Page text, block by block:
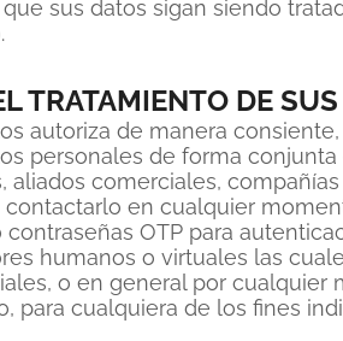
sus datos sigan siendo
TRATAMIENTO DE
autoriza de manera
personales de forma
aliados comerciales,
contactarlo en cualquier
contraseñas OTP para
humanos o virtuales las
o en general por
para cualquiera de los fines